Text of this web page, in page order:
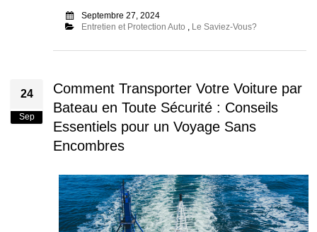
Septembre 27, 2024
Entretien et Protection Auto
Le Saviez-Vous?
24
Sep
Comment Transporter Votre Voiture par
Bateau en Toute Sécurité : Conseils
Essentiels pour un Voyage Sans
Encombres